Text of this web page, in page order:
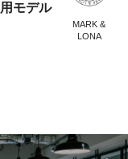
MARK &
LONA
モデル